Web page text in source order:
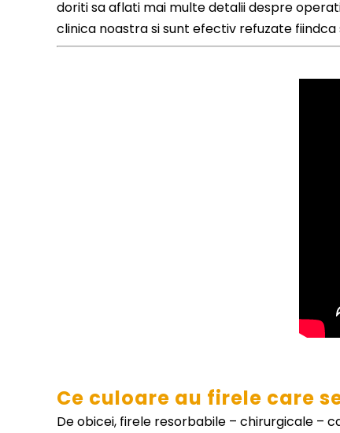
doriti sa aflati mai multe detalii despre
clinica noastra si sunt efectiv refuzate
Ce culoare au firele care
De obicei, firele resorbabile – chirurgicale –